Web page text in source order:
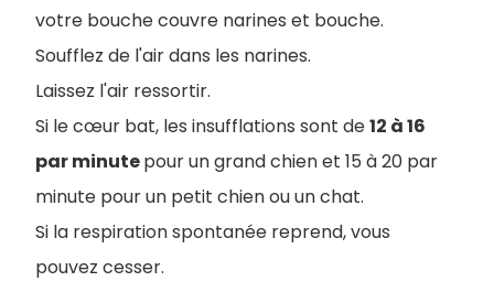
votre bouche couvre narines et bouche.
Soufflez de l'air dans les narines.
Laissez l'air ressortir.
Si le cœur bat, les insufflations sont de12 à 16
par minutepour un grand chien et 15 à 20 par
minute pour un petit chien ou un chat.
Si la respiration spontanée reprend, vous
pouvez cesser.